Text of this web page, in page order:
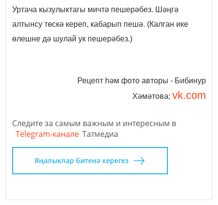
Уртача кызулыктагы мичтә пешерәбез. Шәңгә
алтынсу төскә кереп, кабарып пешә. (Калган ике
өлешне дә шулай ук пешерәбез.)
Рецепт һәм фото авторы - Бибинур
Хәмәтова; vk.com
Следите за самым важным и интересным в
Telegram-канале Татмедиа
Яңалыклар битенә керегез